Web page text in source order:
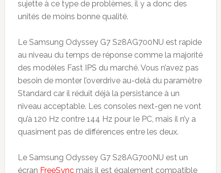
sujette à ce type de problèmes, il y a donc des
unités de moins bonne qualité.
Le Samsung Odyssey G7 S28AG700NU est rapide
au niveau du temps de réponse comme la majorité
des modèles Fast IPS du marché. Vous n’avez pas
besoin de monter l’overdrive au-delà du paramètre
Standard car il réduit déjà la persistance à un
niveau acceptable. Les consoles next-gen ne vont
qu’à 120 Hz contre 144 Hz pour le PC, mais il n’y a
quasiment pas de différences entre les deux.
Le Samsung Odyssey G7 S28AG700NU est un
écran FreeSyncmais il est également compatible